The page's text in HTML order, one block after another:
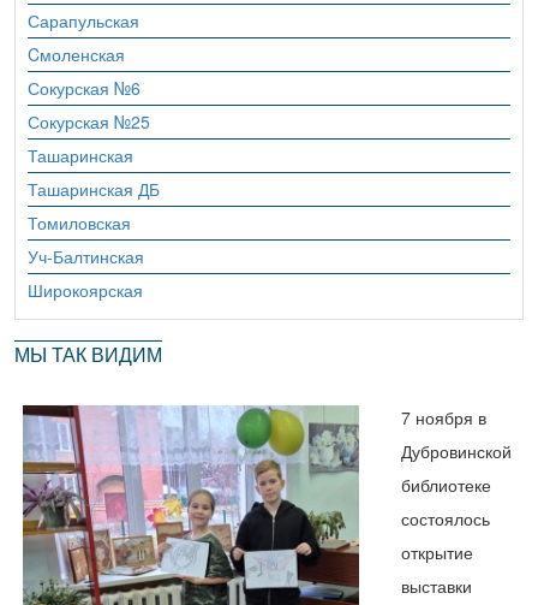
Сарапульская
Cмоленская
Сокурская №6
Сокурская №25
Ташаринская
Ташаринская ДБ
Томиловская
Уч-Балтинская
Широкоярская
МЫ ТАК ВИДИМ
7 ноября в
Дубровинской
библиотеке
состоялось
открытие
выставки